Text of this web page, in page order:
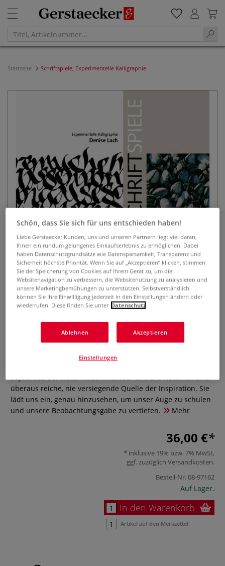
Startseite Schriftspiele, Experimentelle Kalligraphie
Schriftspiele, Experimentelle
Kalligraphie
Sujets aus der Natur in Schriftbilder um. Die Natur ist eine
überaus reiche, nie versiegende Quelle der Inspiration. Sie
lädt uns ein, genau hinzusehen, um unser Auge zu schulen
und unsere Beobachtungsgabe zu vertiefen.
Mehr
36,00 €
inklusive 19% bzw. 7% MwSt,
ggf. zuzüglich Versandkosten.
Bestell-Nr.08-97162
Auf Lager.
In den Warenkorb
Artikel auf den Merkzettel
Schön, dass Sie sich für uns entschieden haben!
Liebe Gerstaecker Kunden, uns und unseren Partnern liegt viel daran,
Ihnen ein rundum gelungenes Einkaufserlebnis zu ermöglichen. Dabei
haben Datenschutzgrundsätze wie Datensparsamkeit, Transparenz und
Sicherheit höchste Priorität. Wenn Sie auf „Akzeptieren“ klicken, stimmen
Sie der Speicherung von Cookies auf Ihrem Gerät zu, um die
Websitenavigation zu verbessern, die Websitenutzung zu analysieren und
unsere Marketingbemühungen zu unterstützen. Selbstverständlich
können Sie Ihre Einwilligung jederzeit in den Einstellungen ändern oder
wiederrufen. Diese finden Sie unter Datenschutz
Ablehnen Akzeptieren
Einstellungen